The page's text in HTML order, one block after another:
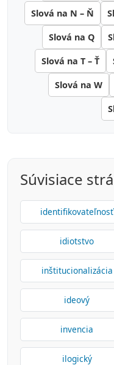
Slová na N – Ň
Slová na Q
Slová na T – Ť
Slová na W
Súvisiace
identifikovateľnosť
idiotstvo
inštitucionalizácia
ideový
invencia
ilogický